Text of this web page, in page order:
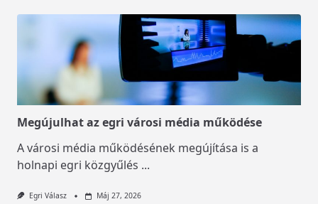
Megújulhat az egri városi média működése
A városi média működésének megújítása is a
holnapi egri közgyűlés ...
Egri Válasz Máj 27, 2026